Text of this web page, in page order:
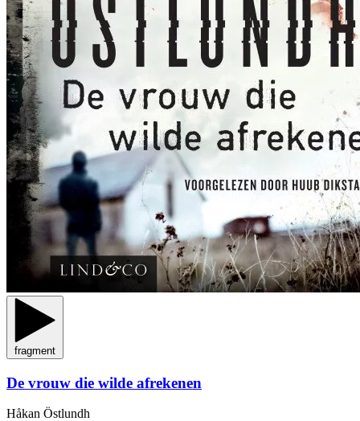
fragment
De vrouw die wilde afrekenen
Håkan Östlundh